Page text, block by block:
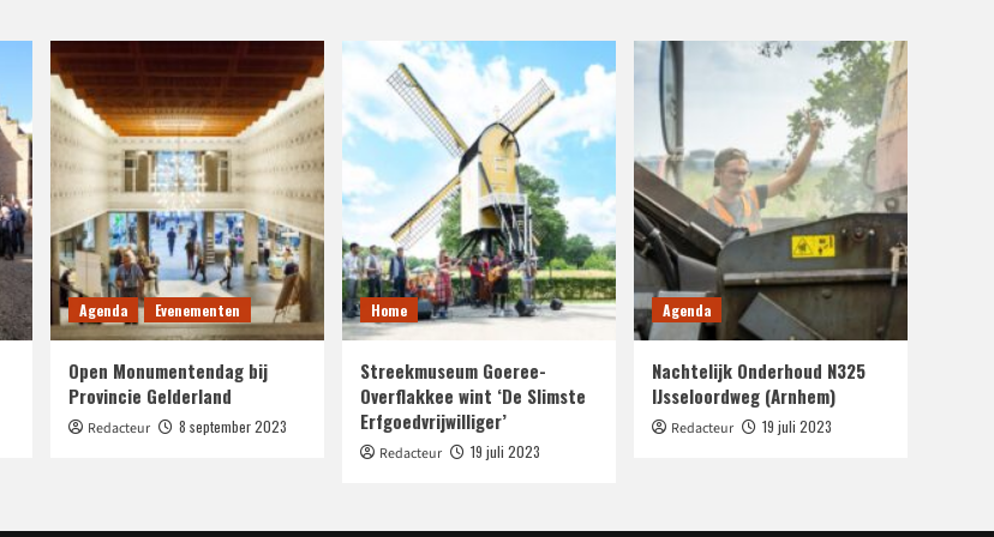
Agenda Evenementen
Open Monumentendag bij
Provincie Gelderland
Redacteur 8 september 2023
Home
Streekmuseum Goeree-
Overflakkee wint ‘De Slimste
Erfgoedvrijwilliger’
Redacteur 19 juli 2023
Agenda
Nachtelijk Onderhoud N325
IJsseloordweg (Arnhem)
Redacteur 19 juli 2023